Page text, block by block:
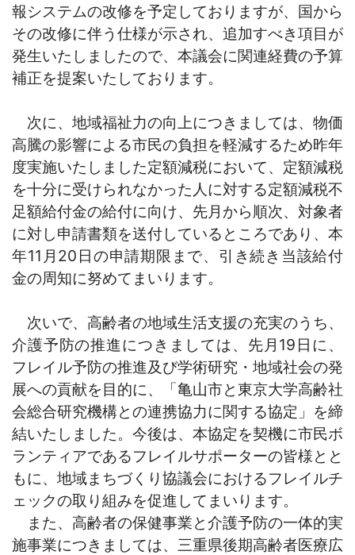
報システムの改修を予定しておりますが、国から
その改修に伴う仕様が示され、追加すべき項目が
発生いたしましたので、本議会に関連経費の予算
補正を提案いたしております。
次に、地域福祉力の向上につきましては、物価
高騰の影響による市民の負担を軽減するため昨年
度実施いたしました定額減税において、定額減税
を十分に受けられなかった人に対する定額減税不
足額給付金の給付に向け、先月から順次、対象者
に対し申請書類を送付しているところであり、本
年11月20日の申請期限まで、引き続き当該給付
金の周知に努めてまいります。
次いで、高齢者の地域生活支援の充実のうち、
介護予防の推進につきましては、先月19日に、
フレイル予防の推進及び学術研究・地域社会の発
展への貢献を目的に、「亀山市と東京大学高齢社
会総合研究機構との連携協力に関する協定」を締
結いたしました。今後は、本協定を契機に市民ボ
ランティアであるフレイルサポーターの皆様とと
もに、地域まちづくり協議会におけるフレイルチ
ェックの取り組みを促進してまいります。
また、高齢者の保健事業と介護予防の一体的実
施事業につきましては、三重県後期高齢者医療広